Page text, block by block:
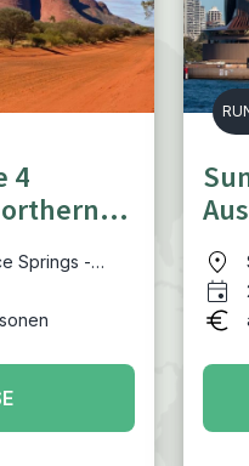
4
Springs -
- Cape
- Atherton
NP -
Island) -